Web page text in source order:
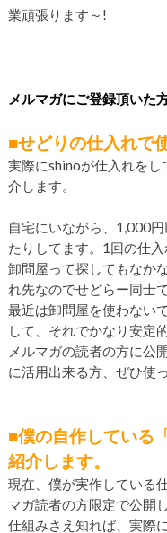
業頑張ります～!
メルマガにご登録頂いた
■せどりの仕入れで
実際にshinoが仕入れを
介します。
自宅にいながら、1,000
たりしてます。1回の仕入
卸問屋って探してもなか
れ先なのでせどらー同士
最近は卸問屋を使わない
して、それでかなり安定
メルマガの読者の方に公
に活用出来る方、ぜひ使
■僕の自作している
紹介します。
現在、僕が実作している
マガ読者の方限定で公開
仕組みさえ知れば、実際